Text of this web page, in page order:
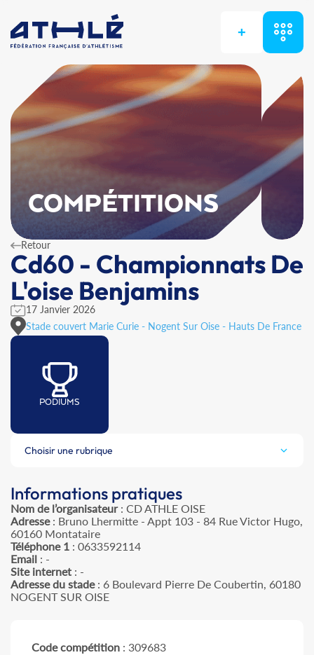
+
COMPÉTITIONS
Retour
Cd60 - Championnats De
L'oise Benjamins
17 Janvier 2026
Stade couvert Marie Curie - Nogent Sur Oise - Hauts De France
PODIUMS
Choisir une rubrique
Informations pratiques
Nom de l’organisateur: CD ATHLE OISE
Adresse: Bruno Lhermitte - Appt 103 - 84 Rue Victor Hugo,
60160 Montataire
Téléphone 1 : 0633592114
Email : -
Site internet : -
Adresse du stade: 6 Boulevard Pierre De Coubertin, 60180
NOGENT SUR OISE
Code compétition : 309683